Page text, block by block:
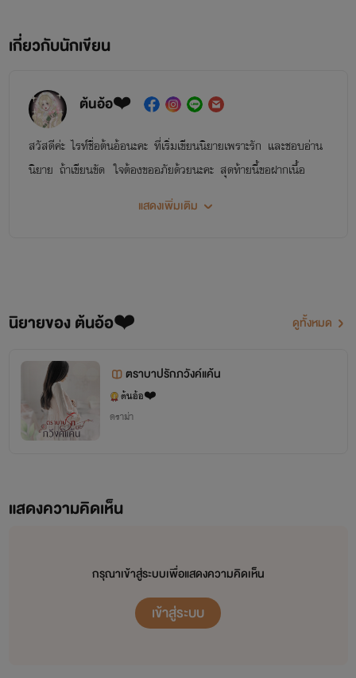
เกี่ยวกับนักเขียน
ต้นอ้อ❤️
สวัสดีค่ะ ไรท์ชื่อต้นอ้อนะคะ ที่เริ่มเขียนนิยายเพราะรัก และชอบอ่าน
นิยาย ถ้าเขียนขัด ใจต้องขออภัยด้วยนะคะ สุดท้ายนี้ขอฝากเนื้อ
ฝากตัวด้วยนะคะ พูดคุยกันได้ที่เฟซบุ๊ค
แสดงเพิ่มเติม
นิยายของ ต้นอ้อ❤️ ดูทั้งหมด
ตราบาปรักภวังค์แค้น
ต้นอ้อ❤️
ดราม่า
แสดงความคิดเห็น
กรุณาเข้าสู่ระบบเพื่อแสดงความคิดเห็น
เข้าสู่ระบบ